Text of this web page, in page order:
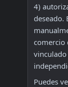
4)
deseado.
comercio
vinculado
Puedes